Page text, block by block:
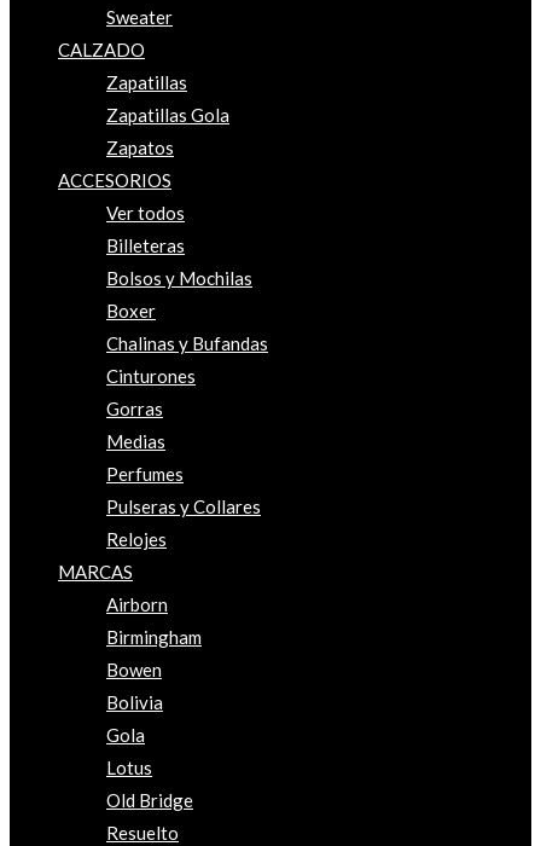
Sweater
CALZADO
Zapatillas
Zapatillas Gola
Zapatos
ACCESORIOS
Ver todos
Billeteras
Bolsos y Mochilas
Boxer
Chalinas y Bufandas
Cinturones
Gorras
Medias
Perfumes
Pulseras y Collares
Relojes
MARCAS
Airborn
Birmingham
Bowen
Bolivia
Gola
Lotus
Old Bridge
Resuelto